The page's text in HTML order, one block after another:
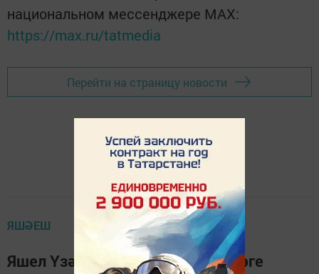
национальном мессенджере MАХ:
https://max.ru/tatmedia
Перейти на страницу новости
ЯШӘЕШ
Яшел Үзәннең Горький исемендәге